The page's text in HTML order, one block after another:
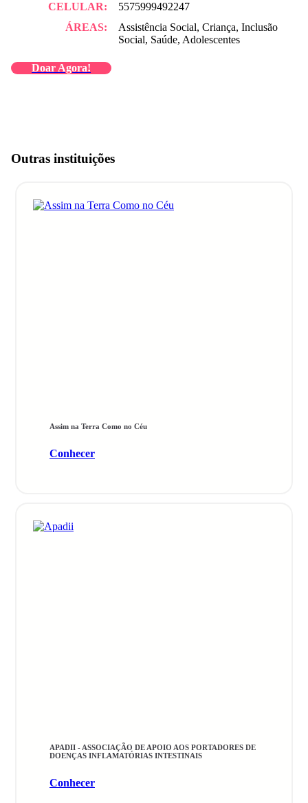
CELULAR:
ÁREAS:
5575999492247
Assistência Social, Criança, Inclusão
Social, Saúde, Adolescentes
Doar Agora!
Outras instituições
Assim na Terra Como no Céu
Conhecer
APADII - ASSOCIAÇÃO DE APOIO AOS PORTADORES DE
DOENÇAS INFLAMATÓRIAS INTESTINAIS
Conhecer